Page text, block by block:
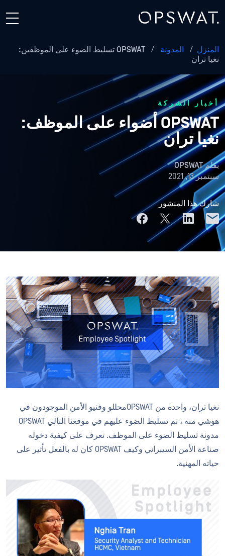
المنزل / المدونة /
OPSWAT تسليط الضوء على الموظفين:
نغيا تران
أخبار الشركة
OPSWAT أضواء على الموظف:
نغيا تران
بقلمOPSWAT
سبتمبر 13, 2021
شارك هذا المنشور
نغيا تران، واحدة من OPSWATمحللو وفنيو الأمن الموجودون في
هوشي منه ، تم تسليط الضوء عليهم في موقعنا التالي OPSWAT
مدونة تسليط الضوء على الموظف. تعرف على كيفية دخوله
صناعة الأمن السيبراني وكيف OPSWAT كان له بالفعل تأثير على
حياته المهنية.